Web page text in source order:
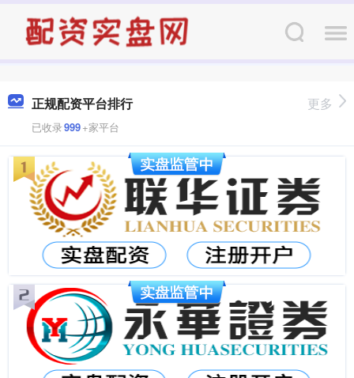
正规配资平台排行
已收录999+家平台
更多